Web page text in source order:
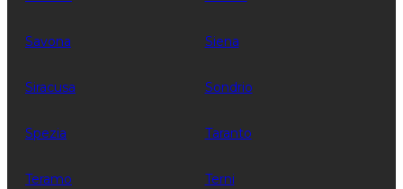
Savona Siena
Siracusa Sondrio
Spezia Taranto
Teramo Terni